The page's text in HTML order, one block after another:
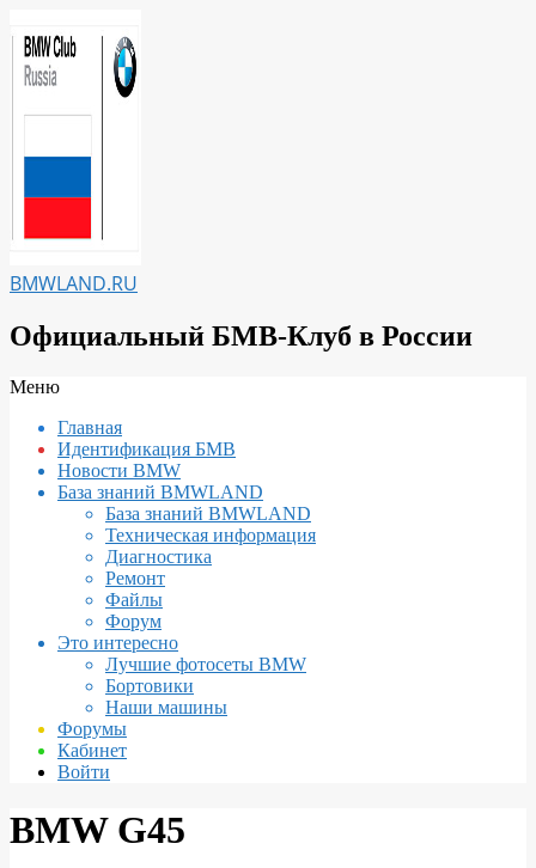
к
содержимому
BMWLAND.RU
Официальный БМВ-Клуб в России
Вторичное
навигации
Меню
Главная
Идентификация БМВ
Новости BMW
База знаний BMWLAND
База знаний BMWLAND
Техническая информация
Диагностика
Ремонт
Файлы
Форум
Это интересно
Лучшие фотосеты BMW
Бортовики
Наши машины
Форумы
Кабинет
Войти
BMW G45